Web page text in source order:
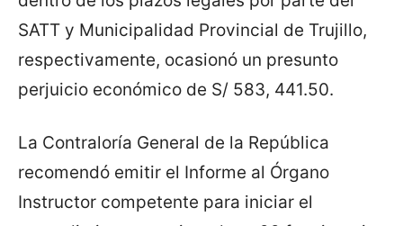
SATT y Municipalidad Provincial de Trujillo,
respectivamente, ocasionó un presunto
perjuicio económico de S/ 583, 441.50.
La Contraloría General de la República
recomendó emitir el Informe al Órgano
Instructor competente para iniciar el